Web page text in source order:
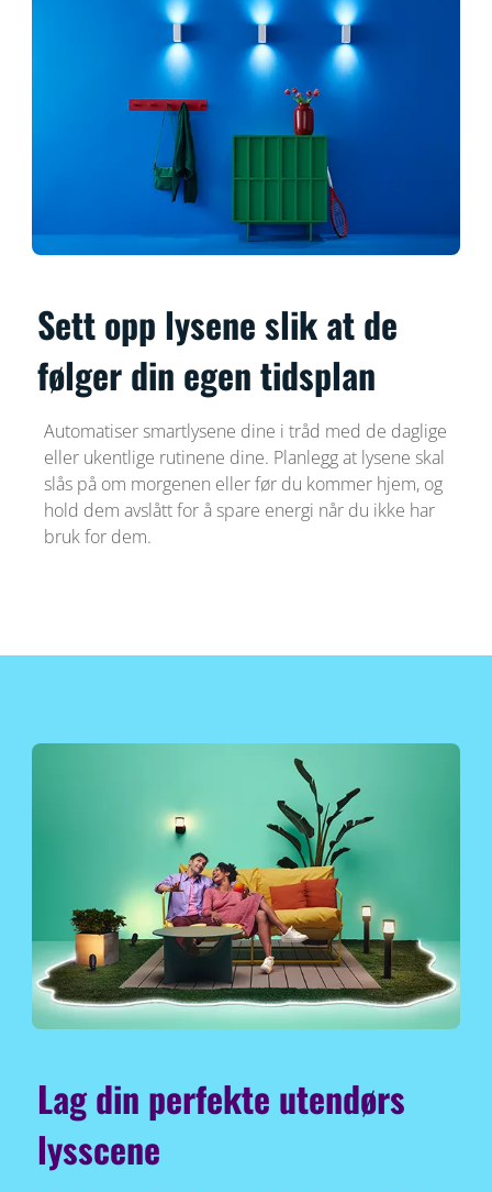
Sett opp lysene slik at de
følger din egen tidsplan
Automatiser smartlysene dine i tråd med de daglige
eller ukentlige rutinene dine. Planlegg at lysene skal
slås på om morgenen eller før du kommer hjem, og
hold dem avslått for å spare energi når du ikke har
bruk for dem.
Lag din perfekte utendørs
lysscene